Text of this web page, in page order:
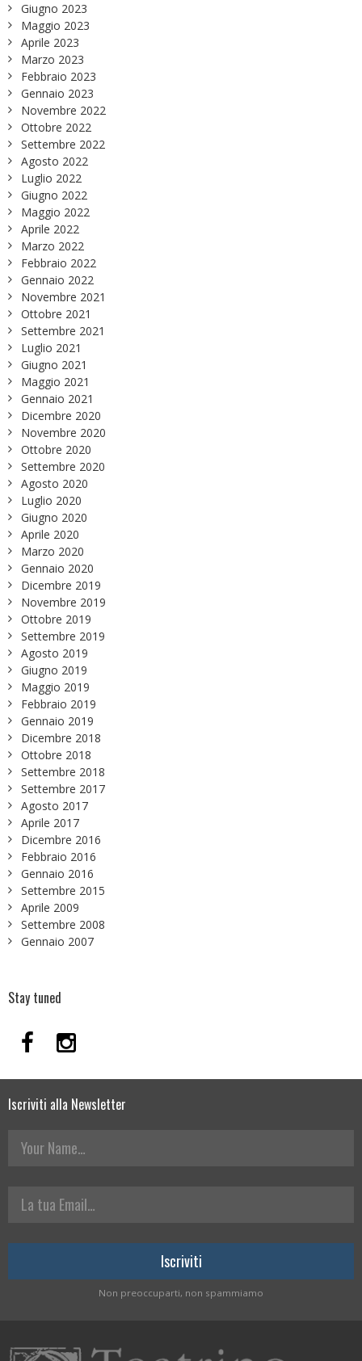
Giugno 2023
Maggio 2023
Aprile 2023
Marzo 2023
Febbraio 2023
Gennaio 2023
Novembre 2022
Ottobre 2022
Settembre 2022
Agosto 2022
Luglio 2022
Giugno 2022
Maggio 2022
Aprile 2022
Marzo 2022
Febbraio 2022
Gennaio 2022
Novembre 2021
Ottobre 2021
Settembre 2021
Luglio 2021
Giugno 2021
Maggio 2021
Gennaio 2021
Dicembre 2020
Novembre 2020
Ottobre 2020
Settembre 2020
Agosto 2020
Luglio 2020
Giugno 2020
Aprile 2020
Marzo 2020
Gennaio 2020
Dicembre 2019
Novembre 2019
Ottobre 2019
Settembre 2019
Agosto 2019
Giugno 2019
Maggio 2019
Febbraio 2019
Gennaio 2019
Dicembre 2018
Ottobre 2018
Settembre 2018
Settembre 2017
Agosto 2017
Aprile 2017
Dicembre 2016
Febbraio 2016
Gennaio 2016
Settembre 2015
Aprile 2009
Settembre 2008
Gennaio 2007
Stay tuned
Iscriviti alla Newsletter
Your Name
La tua Email
Non preoccuparti, non spammiamo